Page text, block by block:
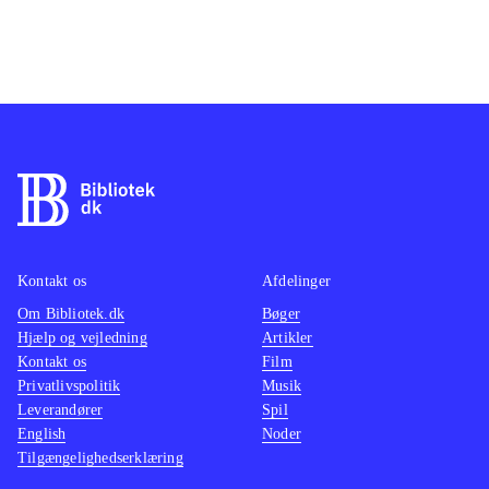
Kontakt os
Om Bibliotek.dk
Hjælp og vejledning
Kontakt os
Privatlivspolitik
Leverandører
English
Tilgængelighedserklæring
Afdelinger
Bøger
Artikler
Film
Musik
Spil
Noder